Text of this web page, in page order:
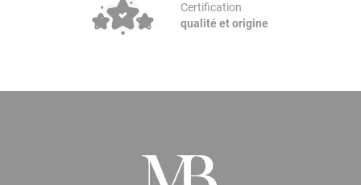
Certification
qualité et origine